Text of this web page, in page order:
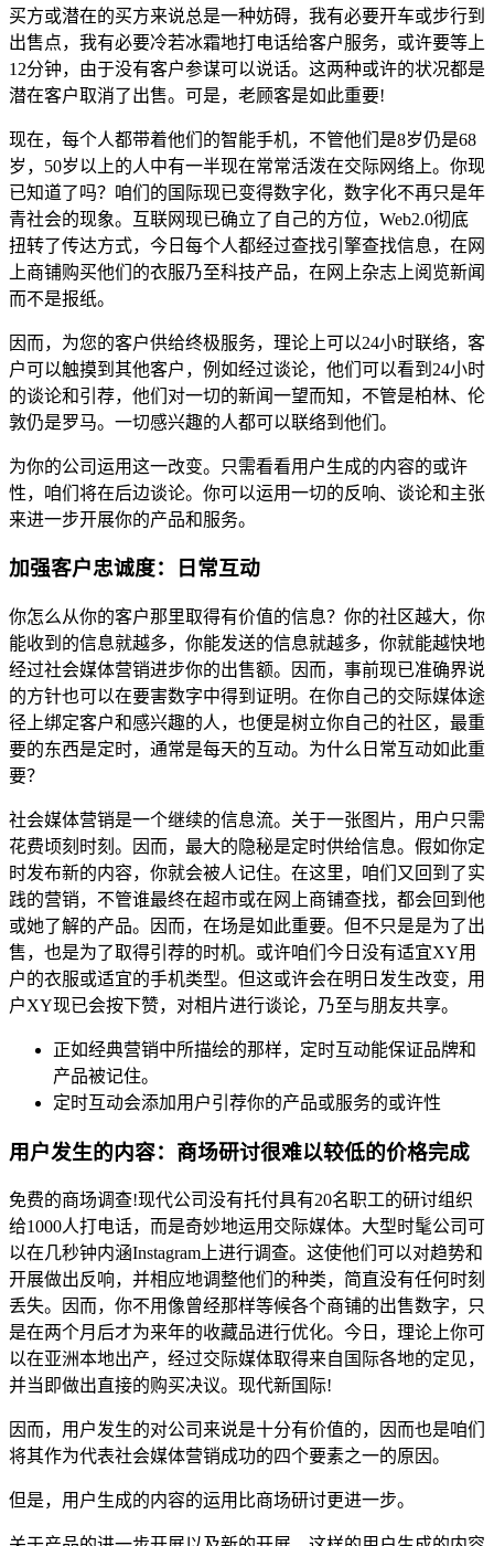
买方或潜在的买方来说总是一种妨碍，我有必要开车或步行到
出售点，我有必要冷若冰霜地打电话给客户服务，或许要等上
12分钟，由于没有客户参谋可以说话。这两种或许的状况都是
潜在客户取消了出售。可是，老顾客是如此重要!
现在，每个人都带着他们的智能手机，不管他们是8岁仍是68
岁，50岁以上的人中有一半现在常常活泼在交际网络上。你现
已知道了吗？咱们的国际现已变得数字化，数字化不再只是年
青社会的现象。互联网现已确立了自己的方位，Web2.0彻底
扭转了传达方式，今日每个人都经过查找引擎查找信息，在网
上商铺购买他们的衣服乃至科技产品，在网上杂志上阅览新闻
而不是报纸。
因而，为您的客户供给终极服务，理论上可以24小时联络，客
户可以触摸到其他客户，例如经过谈论，他们可以看到24小时
的谈论和引荐，他们对一切的新闻一望而知，不管是柏林、伦
敦仍是罗马。一切感兴趣的人都可以联络到他们。
为你的公司运用这一改变。只需看看用户生成的内容的或许
性，咱们将在后边谈论。你可以运用一切的反响、谈论和主张
来进一步开展你的产品和服务。
加强客户忠诚度：日常互动
你怎么从你的客户那里取得有价值的信息？你的社区越大，你
能收到的信息就越多，你能发送的信息就越多，你就能越快地
经过社会媒体营销进步你的出售额。因而，事前现已准确界说
的方针也可以在要害数字中得到证明。在你自己的交际媒体途
径上绑定客户和感兴趣的人，也便是树立你自己的社区，最重
要的东西是定时，通常是每天的互动。为什么日常互动如此重
要？
社会媒体营销是一个继续的信息流。关于一张图片，用户只需
花费顷刻时刻。因而，最大的隐秘是定时供给信息。假如你定
时发布新的内容，你就会被人记住。在这里，咱们又回到了实
践的营销，不管谁最终在超市或在网上商铺查找，都会回到他
或她了解的产品。因而，在场是如此重要。但不只是是为了出
售，也是为了取得引荐的时机。或许咱们今日没有适宜XY用
户的衣服或适宜的手机类型。但这或许会在明日发生改变，用
户XY现已会按下赞，对相片进行谈论，乃至与朋友共享。
正如经典营销中所描绘的那样，定时互动能保证品牌和
产品被记住。
定时互动会添加用户引荐你的产品或服务的或许性
用户发生的内容：商场研讨很难以较低的价格完成
免费的商场调查!现代公司没有托付具有20名职工的研讨组织
给1000人打电话，而是奇妙地运用交际媒体。大型时髦公司可
以在几秒钟内涵Instagram上进行调查。这使他们可以对趋势和
开展做出反响，并相应地调整他们的种类，简直没有任何时刻
丢失。因而，你不用像曾经那样等候各个商铺的出售数字，只
是在两个月后才为来年的收藏品进行优化。今日，理论上你可
以在亚洲本地出产，经过交际媒体取得来自国际各地的定见，
并当即做出直接的购买决议。现代新国际!
因而，用户发生的对公司来说是十分有价值的，因而也是咱们
将其作为代表社会媒体营销成功的四个要素之一的原因。
但是，用户生成的内容的运用比商场研讨更进一步。